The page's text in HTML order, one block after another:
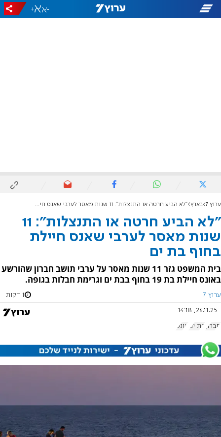
-
+
ערוץ 7 בארץ "לא הביע חרטה או התנצלות": 11 שנות מאסר לערבי שאנס חיילת בחוף בת ים
"לא הביע חרטה או התנצלות": 11
שנות מאסר לערבי שאנס חיילת
בחוף בת ים
בית המשפט גזר 11 שנות מאסר על ערבי תושב חברון שהורשע
באונס חיילת בת 19 בחוף בבת ים וגרימת חבלות בגופה.
ערוץ 7 1 דקות
26.11.25, 14:18
חברון בת ים אונס